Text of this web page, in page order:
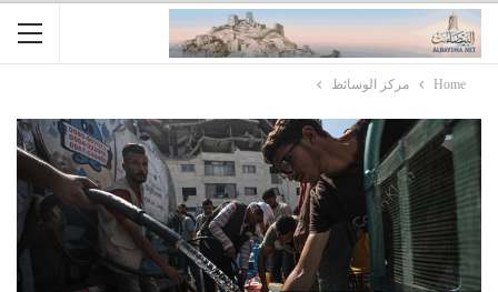
Home مركز الوسائظ